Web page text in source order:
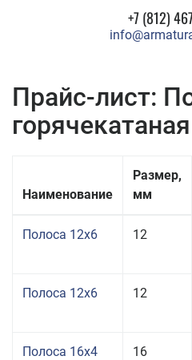
+7 (812)
Прайс-лист:
горячекатаная
Наименование
Размер,
мм
Полоса 12x6 12
Полоса 12x6 12
Полоса 16x4 16